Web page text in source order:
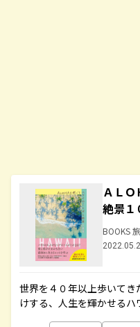
ＡＬ
絶景１
BOOKS
世界を４０年以上歩いて
けする、人生を輝かせる